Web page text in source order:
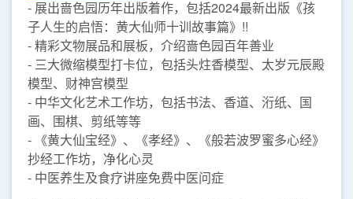
- 展出啬色园历年出版着作，包括2024最新出版《孩
子人生的启悟：黄大仙师十训故事篇》!!
- 精彩文物展品和展板，介绍啬色园百年善业
- 三大微缩模型打卡位，包括头炷香模型、太岁元辰殿
模型、财神宫模型
- 中华文化艺术工作坊，包括书法、香道、洐纸、国
画、围棋、剪纸等等
- 《黄大仙宝经》、《孝经》、《般若波罗蜜多心经》
抄经工作坊，净化心灵
- 中医养生及食疗讲座免费中医问症